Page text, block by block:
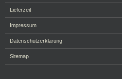
Lieferzeit
Impressum
Datenschutzerklärung
Sitemap